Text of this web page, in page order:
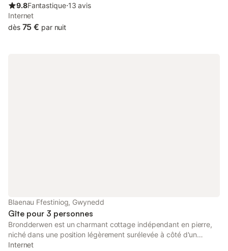
9.8Fantastique⋅13 avis
Internet
dès 75 € par nuit
Blaenau Ffestiniog, Gwynedd
Gîte pour 3 personnes
Brondderwen est un charmant cottage indépendant en pierre,
niché dans une position légèrement surélevée à côté d'un
ruisseau à la périphérie de Blaenau Ffestiniog, dans le nord du
Internet